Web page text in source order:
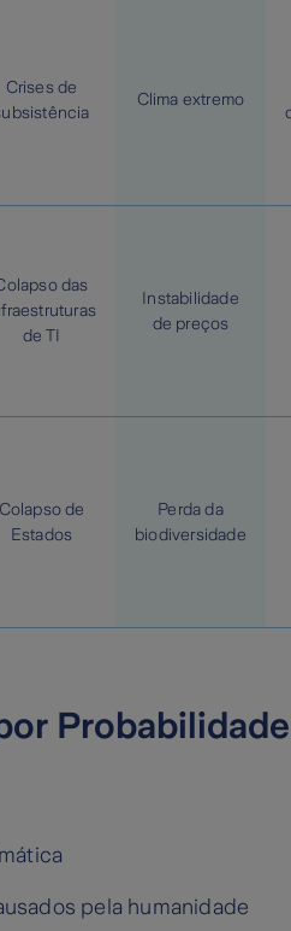
Crises de
Clima extremo
das
de TI
Instabilidade
de preços
Colapso de
Estados
Perda da
biodiversidade
Probabilidade
pela humanidade